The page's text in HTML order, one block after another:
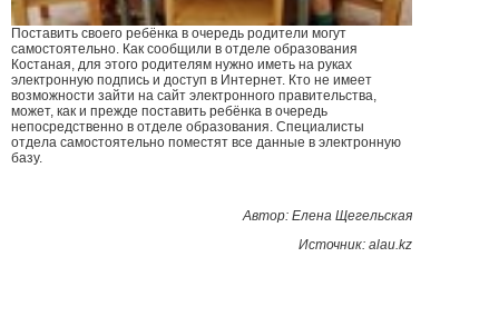
Поставить своего ребёнка в очередь родители могут
самостоятельно. Как сообщили в отделе образования
Костаная, для этого родителям нужно иметь на руках
электронную подпись и доступ в Интернет. Кто не имеет
возможности зайти на сайт электронного правительства,
может, как и прежде поставить ребёнка в очередь
непосредственно в отделе образования. Специалисты
отдела самостоятельно поместят все данные в электронную
базу.
Автор: Елена Щегельская
Источник: alau.kz